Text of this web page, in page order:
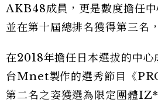
AKB48成員，更是數度擔任
並在第十屆總排名獲得第三名
在2018年擔任日本選拔的中心
台Mnet製作的選秀節目《
第二名之姿獲選為限定團體